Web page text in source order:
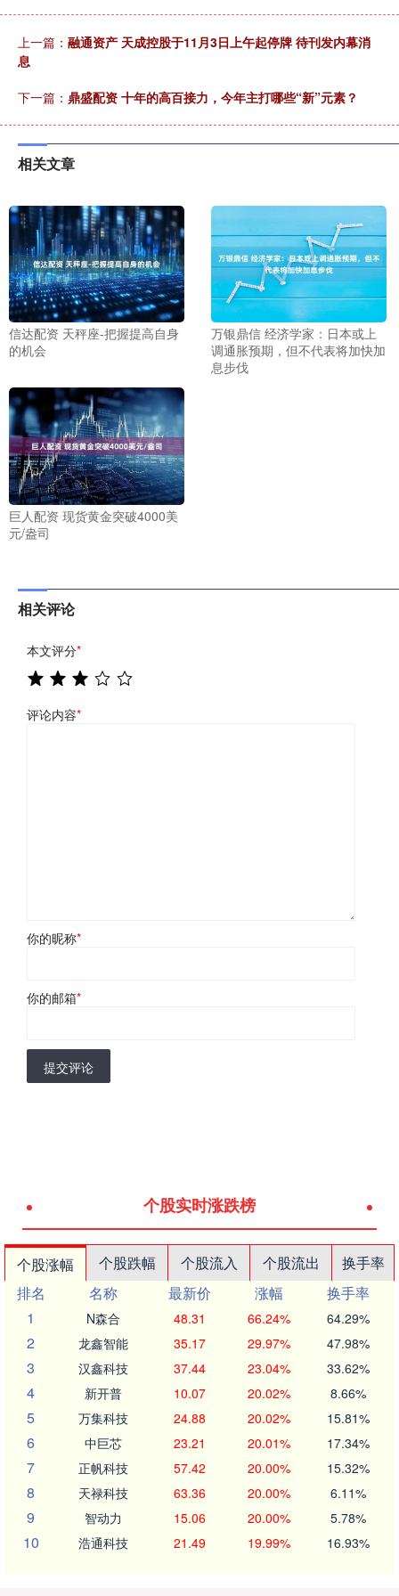
上一篇： 融通资产 天成控股于11月3日上午起停牌 待刊发内幕消
息
下一篇： 鼎盛配资 十年的高百接力，今年主打哪些“新”元素？
相关文章
信达配资 天秤座-把握提高自身
的机会
万银鼎信 经济学家：日本或上
调通胀预期，但不代表将加快加
息步伐
巨人配资 现货黄金突破4000美
元/盎司
相关评论
本文评分*
评论内容*
你的昵称*
你的邮箱*
提交评论
个股实时涨跌榜
个股涨幅 个股跌幅 个股流入 个股流出
换手率
排名
名称 最新价 涨幅
换手率
1
N森合 48.31 66.24% 64.29%
2 龙鑫智能 35.17 29.97% 47.98%
3 汉鑫科技 37.44 23.04% 33.62%
4 新开普 10.07 20.02% 8.66%
5 万集科技 24.88 20.02% 15.81%
6 中巨芯 23.21 20.01% 17.34%
7 正帆科技 57.42 20.00% 15.32%
8 天禄科技 63.36 20.00% 6.11%
9 智动力 15.06 20.00% 5.78%
10 浩通科技 21.49 19.99% 16.93%